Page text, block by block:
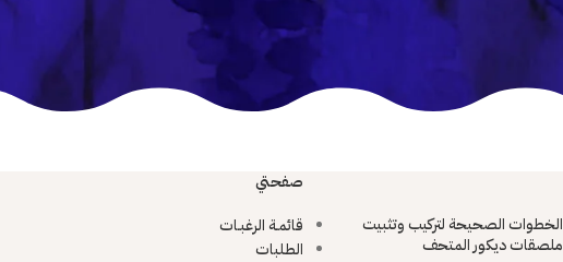
الخطوات الصحيحة لتركيب وتثبيت
ملصقات ديكور المتحف
صفحتي
قائمـة الرغبـات
الطلبات